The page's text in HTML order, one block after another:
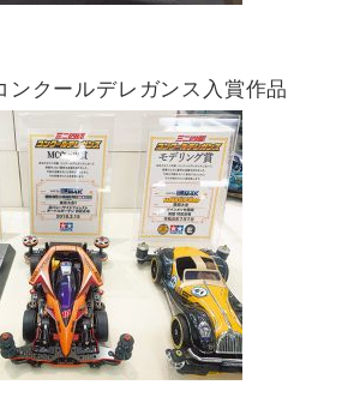
ンクールデレガンス入賞作品